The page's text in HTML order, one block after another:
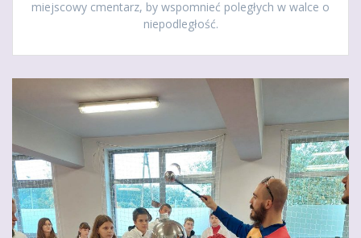
miejscowy cmentarz, by wspomnieć poległych w walce o
niepodległość.